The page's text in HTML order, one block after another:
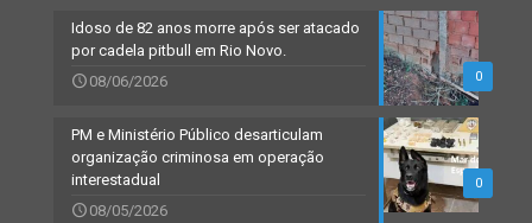
0
Idoso de 82 anos morre após ser atacado
por cadela pitbull em Rio Novo.
08/06/2026
0
PM e Ministério Público desarticulam
organização criminosa em operação
interestadual
08/05/2026